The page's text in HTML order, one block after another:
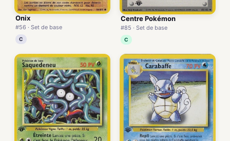
Onix
#56 · Set de base
C
Centre Pokémon
#85 · Set de base
C